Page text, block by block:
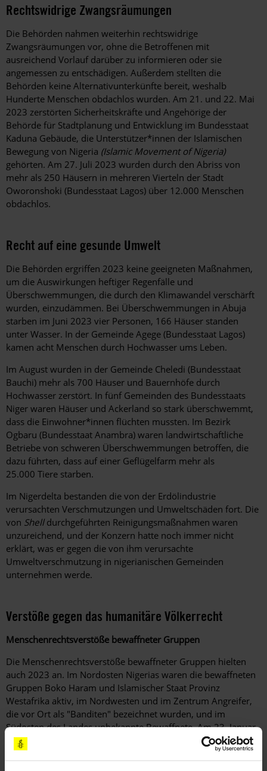
Rechtswidrige Zwangsräumungen
Die Behörden nahmen weiterhin rechtswidrige
Zwangsräumungen vor, ohne die Betroffenen mit
ausreichend Vorlauf darüber zu informieren oder sie
angemessen zu entschädigen. Außerdem stellten die
Behörden keine Alternativunterkünfte bereit, weshalb
Hunderte Menschen obdachlos wurden. Am 21. und 22. Mai
2023 zerstörten Sicherheitskräfte und Angehörige der
Behörde für Stadtplanung und Entwicklung im Bundesstaat
Kaduna Gebäude, die Unterstützer*innen der Islamischen
Bewegung von Nigeria (Islamic Movement of Nigeria)
gehörten. Am 27. Juli 2023 wurden durch den Abriss von
mehr als 250 Häusern in mehreren Vierteln der Stadt
Oworonshoki (Bundesstaat Lagos) über 12.000 Menschen
obdachlos.
Recht auf eine gesunde Umwelt
Die Behörden ergriffen 2023 keine geeigneten Maßnahmen,
um die Auswirkungen heftiger Regenfälle und
Überschwemmungen, die durch den Klimawandel verschärft
wurden, einzudämmen. Bei Überschwemmungen in Abuja
starben im Juni 2023 vier Personen, 166 Häuser standen
unter Wasser. In der Gemeinde Agege (Bundesstaat Lagos)
kamen acht Menschen durch Hochwasser ums Leben.
Im August wurden in der Gemeinde Cheledi (Bundesstaat
Bauchi) mehr als 700 Häuser und Bauernhöfe durch
Hochwasser zerstört. In fünf Gemeinden des Bundesstaats
Niger waren Häuser und Ackerland so stark überschwemmt,
dass die Einwohner*innen flüchten mussten. Im Bezirk
Ogbaru (Bundesstaat Anambra) waren landwirtschaftliche
Betriebe von schweren Überschwemmungen betroffen, die
dazu führten, dass auf einer Geflügelfarm mehr als
25.000 Tiere starben.
Im Nigerdelta bestanden die von der Erdölindustrie
verursachten Verschmutzungen und Umweltschäden fort. Die
von Shelldurchgeführten Reinigungsmaßnahmen waren
unzureichend, und der Konzern hatte noch immer nicht
erklärt, was er gegen die von ihm verursachte
Umweltverschmutzung in nigerianischen Gemeinden
unternehmen werde.
Verstöße gegen das humanitäre Völkerrecht
Menschenrechtsverstöße bewaffneter Gruppen
Die Menschenrechtsverstöße bewaffneter Gruppen hielten
auch 2023 an. Im Nordosten Nigerias waren die bewaffneten
Gruppen Boko Haram und Islamischer Staat Provinz
Westafrika aktiv, im Nordwesten und im Zentrum Angreifer,
die vor Ort als "Banditen" bezeichnet wurden, und im
Südosten des Landes unbekannte Bewaffnete. Am 23. Januar
2023 enthaupteten Unbekannte im Bundesstaat Imo den
Bezirksverwalter Christopher Ohizu. Am 5. und 6. April 2023